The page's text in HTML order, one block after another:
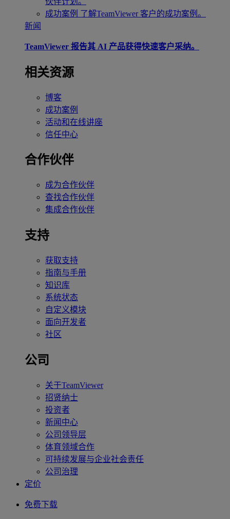
成功案例 了解TeamViewer 客户的成功案例。
新闻
TeamViewer 报告其 AI 产品获得快速客户采纳。
相关资源
博客
成功案例
活动和在线讲座
信任中心
合作伙伴
成为合作伙伴
查找合作伙伴
集成合作伙伴
支持
获取支持
指南与手册
知识库
系统状态
自定义模块
面向开发者
社区
公司
关于TeamViewer
招贤纳士
投资者
新闻中心
公司领导层
体育领域合作
可持续发展与企业社会责任
公司治理
定价
免费下载